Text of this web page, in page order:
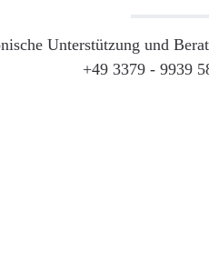
Unterstützung und
+49 3379 - 9939